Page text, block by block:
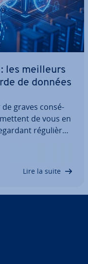
les meilleurs
de données
de graves con­sé­
de vous en
ré­gu­liè­re­
en cas
meilleur logiciel
Lire la suite